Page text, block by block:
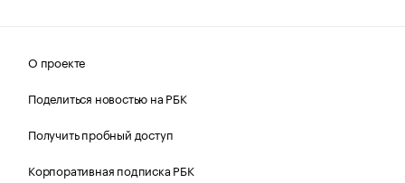
О проекте
Поделиться новостью на РБК
Получить пробный доступ
Корпоративная подписка РБК